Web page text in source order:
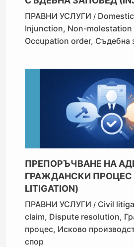
ПРАВНИ УСЛУГИ /
Injunction, Non-molestation
Occupation order, Съдебна
ПРЕПОРЪЧВАНЕ НА
ГРАЖДАНСКИ ПРОЦЕС
LITIGATION)
ПРАВНИ УСЛУГИ / Civil
claim, Dispute resolution,
процес, Исково
спор